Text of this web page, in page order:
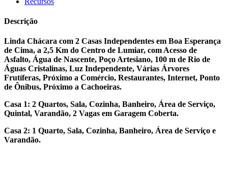
Descrição
Linda Chácara com 2 Casas Independentes em Boa Esperança
de Cima, a 2,5 Km do Centro de Lumiar, com Acesso de
Asfalto, Água de Nascente, Poço Artesiano, 100 m de Rio de
Águas Cristalinas, Luz Independente, Várias Árvores
Frutíferas, Próximo a Comércio, Restaurantes, Internet, Ponto
de Ônibus, Próximo a Cachoeiras.
Casa 1: 2 Quartos, Sala, Cozinha, Banheiro, Área de Serviço,
Quintal, Varandão, 2 Vagas em Garagem Coberta.
Casa 2: 1 Quarto, Sala, Cozinha, Banheiro, Área de Serviço e
Varandão.